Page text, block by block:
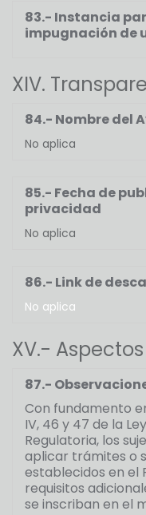
83.- Instancia
impugnación de
XIV.
84.- Nombre del
No aplica
85.- Fecha de
privacidad
No aplica
86.- Link de
No aplica
XV.-
87.-
Con fundamento
IV, 46 y 47 de la
Regulatoria, los
aplicar trámites o
establecidos en el
requisitos
se inscriban en el